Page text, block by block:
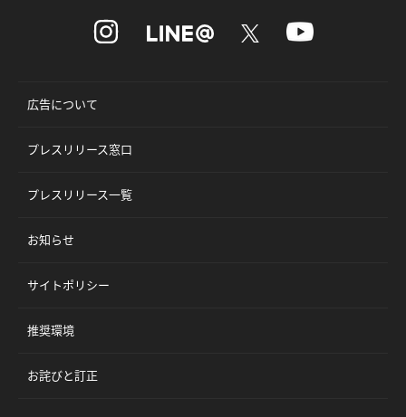
広告について
プレスリリース窓口
プレスリリース一覧
お知らせ
サイトポリシー
推奨環境
お詫びと訂正